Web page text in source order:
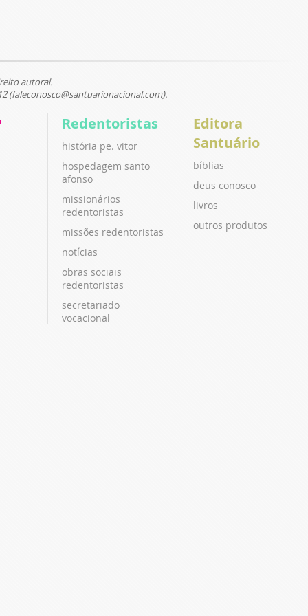
autoral.
(faleconosco@santuarionacional.com).
Redentoristas
história pe. vitor
hospedagem santo
afonso
missionários
redentoristas
missões redentoristas
notícias
obras sociais
redentoristas
secretariado
vocacional
Editora
Santuário
bíblias
deus conosco
livros
outros produtos